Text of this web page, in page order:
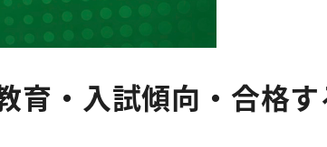
育・入試傾向・合格